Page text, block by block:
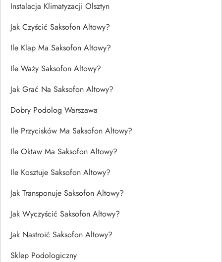
Instalacja Klimatyzacji Olsztyn
Jak Czyścić Saksofon Altowy?
Ile Klap Ma Saksofon Altowy?
Ile Waży Saksofon Altowy?
Jak Grać Na Saksofon Altowy?
Dobry Podolog Warszawa
Ile Przycisków Ma Saksofon Altowy?
Ile Oktaw Ma Saksofon Altowy?
Ile Kosztuje Saksofon Altowy?
Jak Transponuje Saksofon Altowy?
Jak Wyczyścić Saksofon Altowy?
Jak Nastroić Saksofon Altowy?
Sklep Podologiczny